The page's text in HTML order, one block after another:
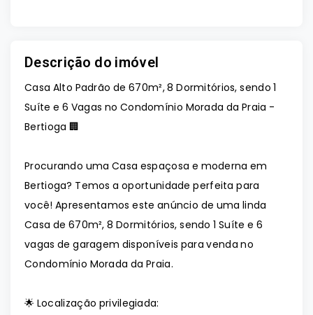
Descrição do imóvel
Casa Alto Padrão de 670m², 8 Dormitórios, sendo 1
Suíte e 6 Vagas no Condomínio Morada da Praia -
Bertioga 🏢
Procurando uma Casa espaçosa e moderna em
Bertioga? Temos a oportunidade perfeita para
você! Apresentamos este anúncio de uma linda
Casa de 670m², 8 Dormitórios, sendo 1 Suíte e 6
vagas de garagem disponíveis para venda no
Condomínio Morada da Praia.
🌟 Localização privilegiada: